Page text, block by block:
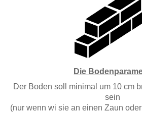
Die
Der Boden soll minimal um 10 cm
sein
(nur wenn wi sie an einen Zaun